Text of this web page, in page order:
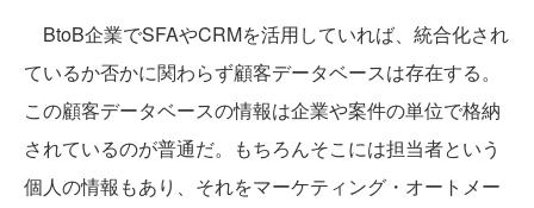
BtoB企業でSFAやCRMを活用していれば、統合化され
ているか否かに関わらず顧客データベースは存在する。
この顧客データベースの情報は企業や案件の単位で格納
されているのが普通だ。もちろんそこには担当者という
個人の情報もあり、それをマーケティング・オートメー